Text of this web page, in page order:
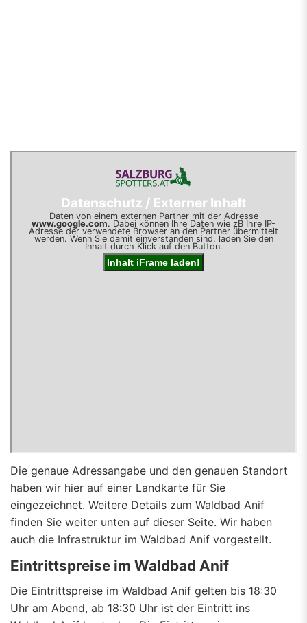
Die genaue Adressangabe und den genauen Standort
haben wir hier auf einer Landkarte für Sie
eingezeichnet. Weitere Details zum Waldbad Anif
finden Sie weiter unten auf dieser Seite. Wir haben
auch die Infrastruktur im Waldbad Anif vorgestellt.
Eintrittspreise im Waldbad Anif
Die Eintrittspreise im Waldbad Anif gelten bis 18:30
Uhr am Abend, ab 18:30 Uhr ist der Eintritt ins